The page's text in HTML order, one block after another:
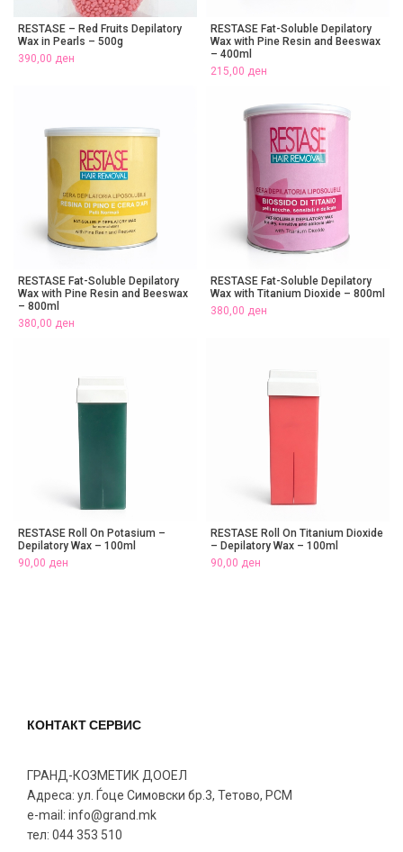
RESTASE – Red Fruits Depilatory
Wax in Pearls – 500g
390,00 ден
RESTASE Fat-Soluble Depilatory
Wax with Pine Resin and Beeswax
– 400ml
215,00 ден
RESTASE Fat-Soluble Depilatory
Wax with Pine Resin and Beeswax
– 800ml
380,00 ден
RESTASE Fat-Soluble Depilatory
Wax with Titanium Dioxide – 800ml
380,00 ден
RESTASE Roll On Potasium –
Depilatory Wax – 100ml
90,00 ден
RESTASE Roll On Titanium Dioxide
– Depilatory Wax – 100ml
90,00 ден
КОНТАКТ СЕРВИС
ГРАНД-КОЗМЕТИК ДООЕЛ
Адреса: ул. Ѓоце Симовски бр.3, Тетово, РСМ
e-mail: info@grand.mk
тел: 044 353 510